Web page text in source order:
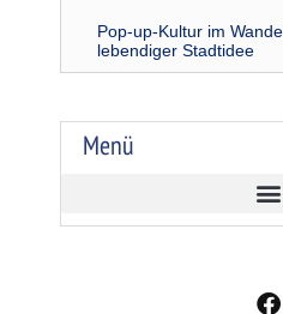
Pop-up-Kultur im
lebendiger Stadtidee
Menü
F